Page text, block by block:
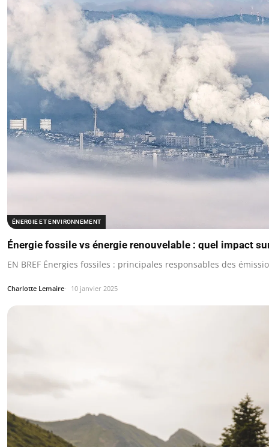
ÉNERGIE ET ENVIRONNEMENT
Énergie fossile vs énergie renouvelable : quel impact
EN BREF Énergies fossiles : principales responsables des
Charlotte Lemaire 10 janvier 2025